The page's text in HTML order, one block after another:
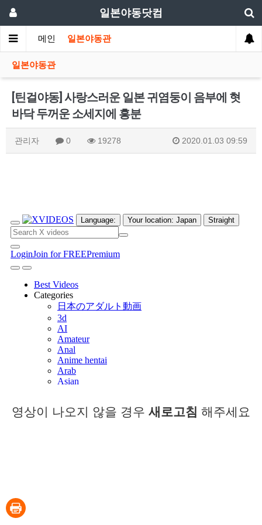
일본야동닷컴
메인 일본야동관
일본야동관
[틴걸야동] 사랑스러운 일본 귀염둥이 음부에 혓
바닥 두꺼운 소세지에 흥분
관리자 0 19278 2020.01.03 09:59
영상이 나오지 않을 경우 새로고침 해주세요